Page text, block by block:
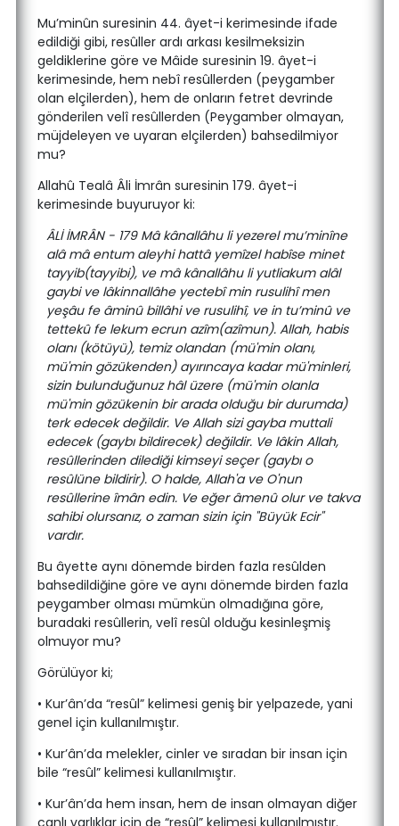
Mu’minûn suresinin 44. âyet-i kerimesinde ifade
edildiği gibi, resûller ardı arkası kesilmeksizin
geldiklerine göre ve Mâide suresinin 19. âyet-i
kerimesinde, hem nebî resûllerden (peygamber
olan elçilerden), hem de onların fetret devrinde
gönderilen velî resûllerden (Peygamber olmayan,
müjdeleyen ve uyaran elçilerden) bahsedilmiyor
mu?
Allahû Tealâ Âli İmrân suresinin 179. âyet-i
kerimesinde buyuruyor ki:
ÂLİ İMRÂN - 179 Mâ kânallâhu li yezerel mu’minîne
alâ mâ entum aleyhi hattâ yemîzel habîse minet
tayyib(tayyibi), ve mâ kânallâhu li yutliakum alâl
gaybi ve lâkinnallâhe yectebî min rusulihî men
yeşâu fe âminû billâhi ve rusulihî, ve in tu’minû ve
tettekû fe lekum ecrun azîm(azîmun). Allah, habis
olanı (kötüyü), temiz olandan (mü'min olanı,
mü'min gözükenden) ayırıncaya kadar mü'minleri,
sizin bulunduğunuz hâl üzere (mü'min olanla
mü'min gözükenin bir arada olduğu bir durumda)
terk edecek değildir. Ve Allah sizi gayba muttali
edecek (gaybı bildirecek) değildir. Ve lâkin Allah,
resûllerinden dilediği kimseyi seçer (gaybı o
resûlüne bildirir). O halde, Allah'a ve O'nun
resûllerine îmân edin. Ve eğer âmenû olur ve takva
sahibi olursanız, o zaman sizin için "Büyük Ecir"
vardır.
Bu âyette aynı dönemde birden fazla resûlden
bahsedildiğine göre ve aynı dönemde birden fazla
peygamber olması mümkün olmadığına göre,
buradaki resûllerin, velî resûl olduğu kesinleşmiş
olmuyor mu?
Görülüyor ki;
• Kur’ân’da “resûl” kelimesi geniş bir yelpazede, yani
genel için kullanılmıştır.
• Kur’ân’da melekler, cinler ve sıradan bir insan için
bile “resûl” kelimesi kullanılmıştır.
• Kur’ân’da hem insan, hem de insan olmayan diğer
canlı varlıklar için de “resûl” kelimesi kullanılmıştır.